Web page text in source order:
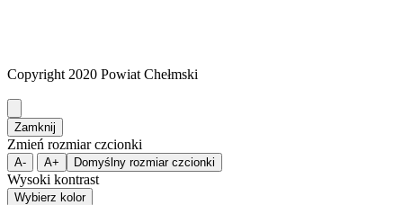
Copyright 2020 Powiat Chełmski
Zamknij
Zmień rozmiar czcionki
A- A+ Domyślny rozmiar czcionki
Wysoki kontrast
Wybierz kolor